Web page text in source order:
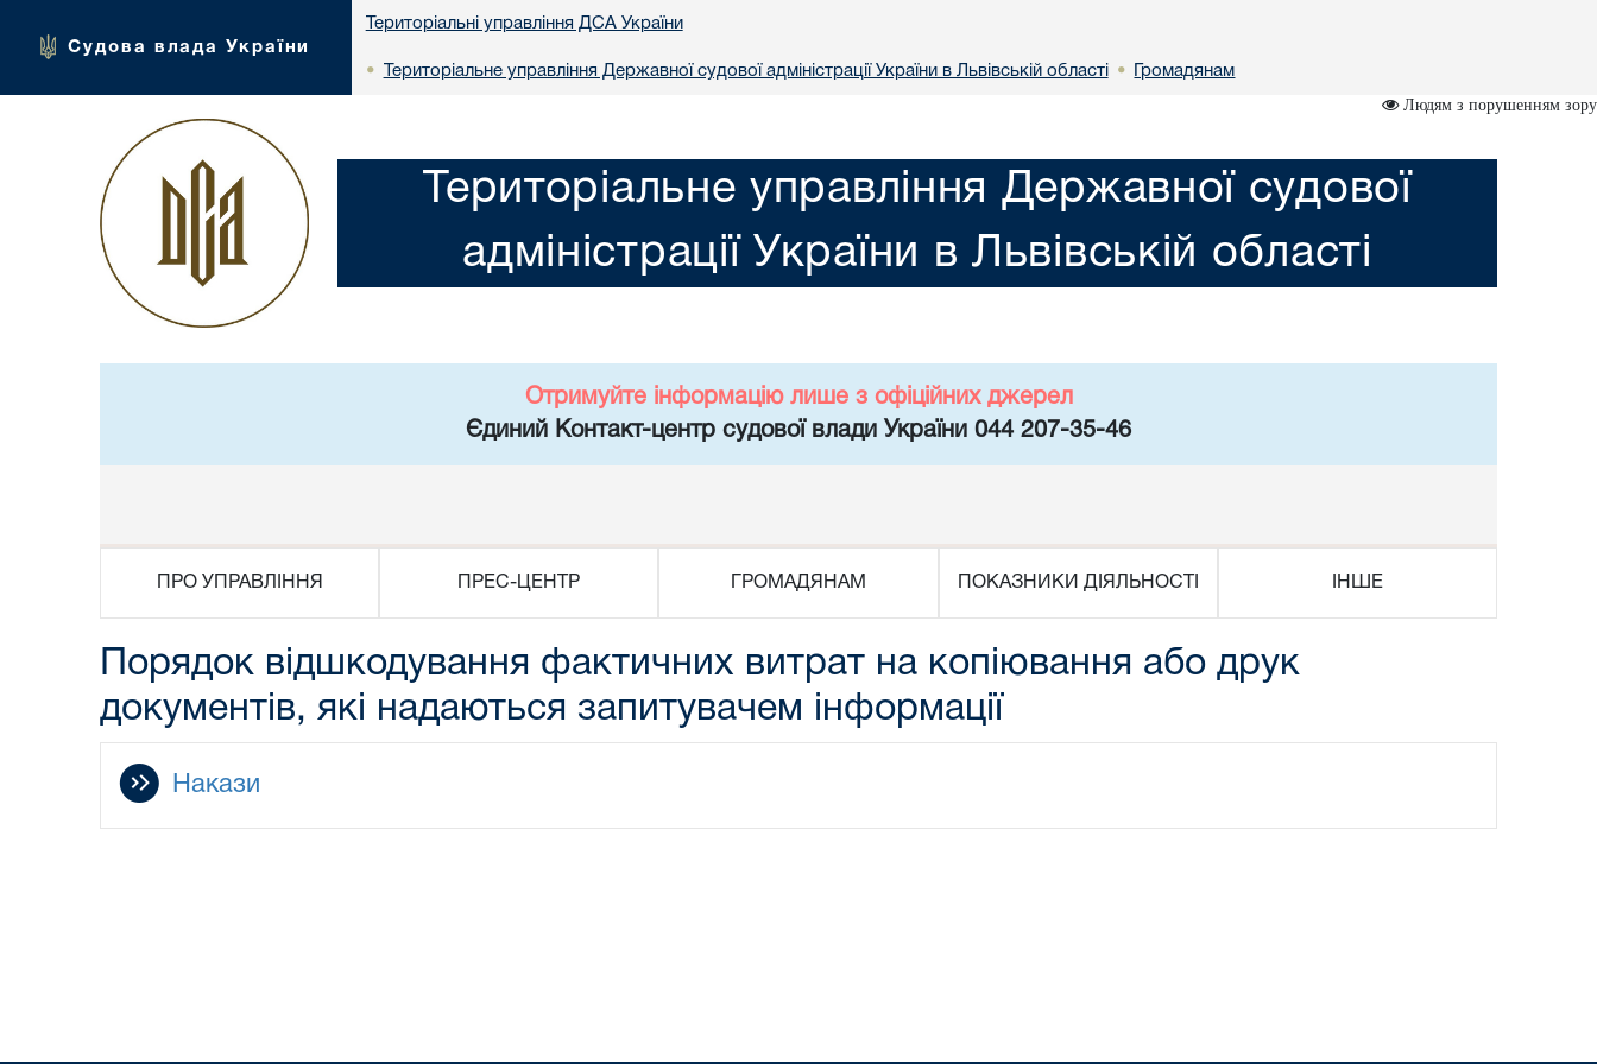
Судова влада України
Територіальні управління ДСА України
• Територіальне управління Державної судової адміністрації України в Львiвській областi • Громадянам
Людям з порушенням зору
Територіальне управління Державної судової
адміністрації України в Львiвській областi
Отримуйте інформацію лише з офіційних джерел
Єдиний Контакт-центр судової влади України 044 207-35-46
ПРО УПРАВЛІННЯ ПРЕС-ЦЕНТР ГРОМАДЯНАМ ПОКАЗНИКИ ДІЯЛЬНОСТІ ІНШЕ
Порядок відшкодування фактичних витрат на копіювання або друк
документів, які надаються запитувачем інформації
Накази